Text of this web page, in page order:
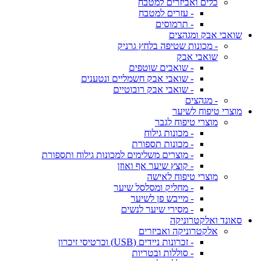
כלים ואביזרים למטבח
- עזרים למטבח
- תרמוסים
שואבי אבק ומגהצים
- מכונות שטיפה בלחץ גרניק
שואבי אבק
- שואבים שוטפים
- שואבי אבק חשמליים ונטענים
- שואבי אבק רובוטיים
- מגהצים
מוצרי טיפוח לשיער
מוצרי טיפוח לגבר
- מכונות גילוח
- מכונות תספורת
- מוצרים משלימים למכונות גילוח ותספורת
- קוצץ שיער אף ואוזן
מוצרי טיפוח לאישה
- מחליק ומסלסל שיער
- מייבש פן לשיער
- מסירי שיער לנשים
סאונד ואלקטרוניקה
אלקטרוניקה ואביזרים
- זכרונות ניידים (USB) וכרטיסי זיכרון
- סוללות ובטריות